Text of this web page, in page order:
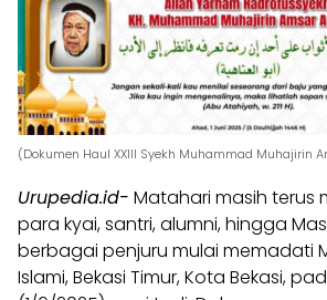
(Dokumen Haul XXIII Syekh Muhammad Muhajirin
Urupedia.id- Matahari masih terus
para kyai, santri, alumni, hingga
berbagai penjuru mulai memadati
Islami, Bekasi Timur, Kota Bekasi,